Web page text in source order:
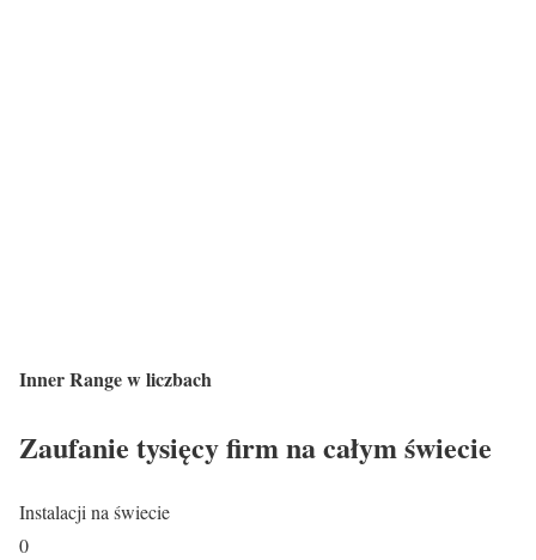
Inner Range w liczbach
Zaufanie tysięcy firm na całym świecie
Instalacji na świecie
0